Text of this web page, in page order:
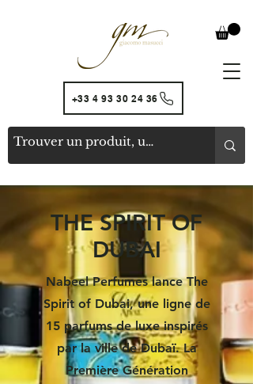
+33 4 93 30 24 36
THE SPIRIT OF
DUBAI
Nabeel Perfumes lance The
Spirit of Dubai, une ligne de
15 parfums de luxe inspirés
par la ville de Dubaï. La
Première Génération